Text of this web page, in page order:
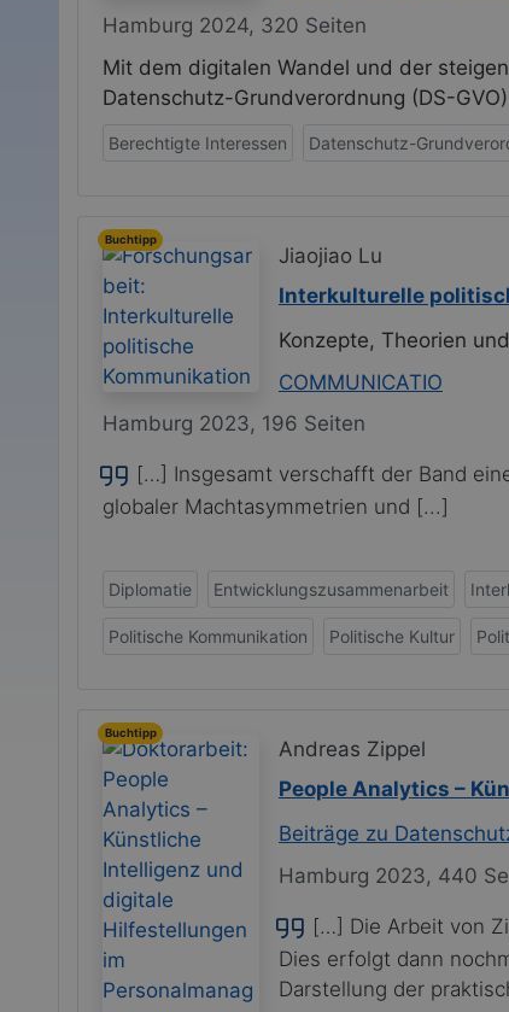
Hamburg 2024, 320 Seiten
Mit dem digitalen Wandel und der
Datenschutz-Grundverordnung (DS-
Berechtigte Interessen Datenschutz-
Buchtipp
Jiaojiao Lu
Interkulturelle
Konzepte, Theorien
COMMUNICATIO
Hamburg 2023, 196 Seiten
[…] Insgesamt verschafft der Band
globaler Machtasymmetrien und [...]
Diplomatie Entwicklungszusammenarbeit
Politische Kommunikation Politische Kultur
Buchtipp
Andreas Zippel
People Analytics –
Beiträge zu
Hamburg 2023, 440
[…] Die Arbeit von
Dies erfolgt dann
Darstellung der